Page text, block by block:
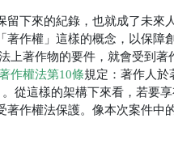
留下來的紀錄，也就成了未來
著作權」這樣的概念，以保障
上著作物的要件，就會受到著
作權法第10條規定：著作人於
從這樣的架構下來看，若要
著作權法保護。像本次案件中